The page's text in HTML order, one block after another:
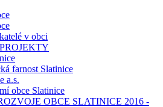
v obci
farnost Slatinice
a.s.
obce Slatinice
OBCE SLATINICE 2016 -